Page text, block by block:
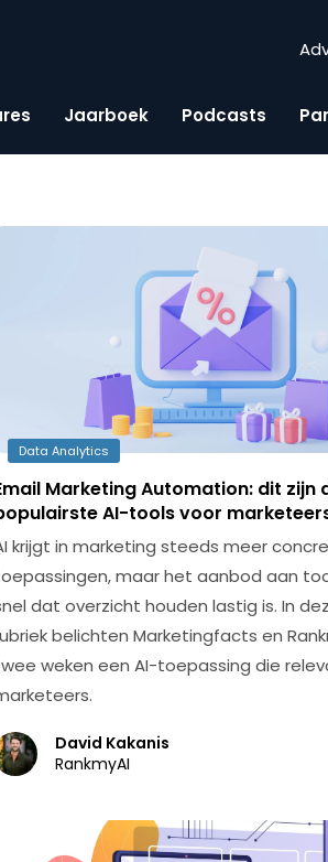
Jaarboek Podcasts
Data Analytics
Marketing Automation: dit zijn
AI-tools voor
krijgt in marketing steeds meer
maar het aanbod aan
dat overzicht houden lastig is. In
belichten Marketingfacts en
weken een AI-toepassing die
David Kakanis
RankmyAI